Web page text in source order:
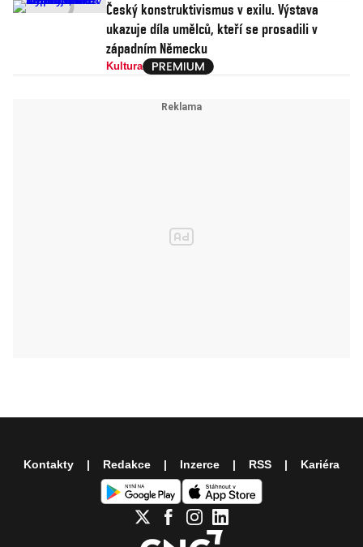
Český konstruktivismus v exilu. Výstava
ukazuje díla umělců, kteří se prosadili v
západním Německu
Kultura
Kontakty Redakce Inzerce RSS Kariéra